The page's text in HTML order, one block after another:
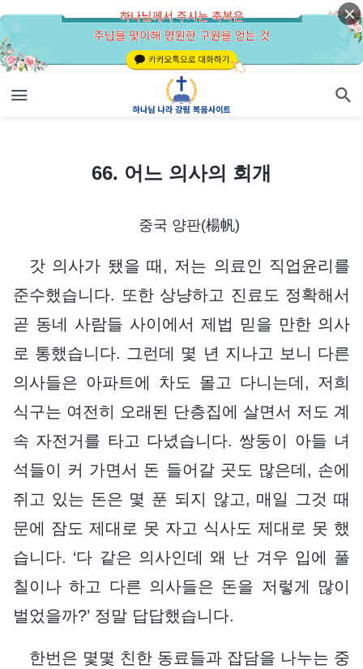
66. 어느 의사의 회개
중국 양판(楊帆)
갓 의사가 됐을 때, 저는 의료인 직업윤리를
준수했습니다. 또한 상냥하고 진료도 정확해서
곧 동네 사람들 사이에서 제법 믿을 만한 의사
로 통했습니다. 그런데 몇 년 지나고 보니 다른
의사들은 아파트에 차도 몰고 다니는데, 저희
식구는 여전히 오래된 단층집에 살면서 저도 계
속 자전거를 타고 다녔습니다. 쌍둥이 아들 녀
석들이 커 가면서 돈 들어갈 곳도 많은데, 손에
쥐고 있는 돈은 몇 푼 되지 않고, 매일 그것 때
문에 잠도 제대로 못 자고 식사도 제대로 못 했
습니다. ‘다 같은 의사인데 왜 난 겨우 입에 풀
칠이나 하고 다른 의사들은 돈을 저렇게 많이
벌었을까?’ 정말 답답했습니다.
한번은 몇몇 친한 동료들과 잡담을 나누는 중